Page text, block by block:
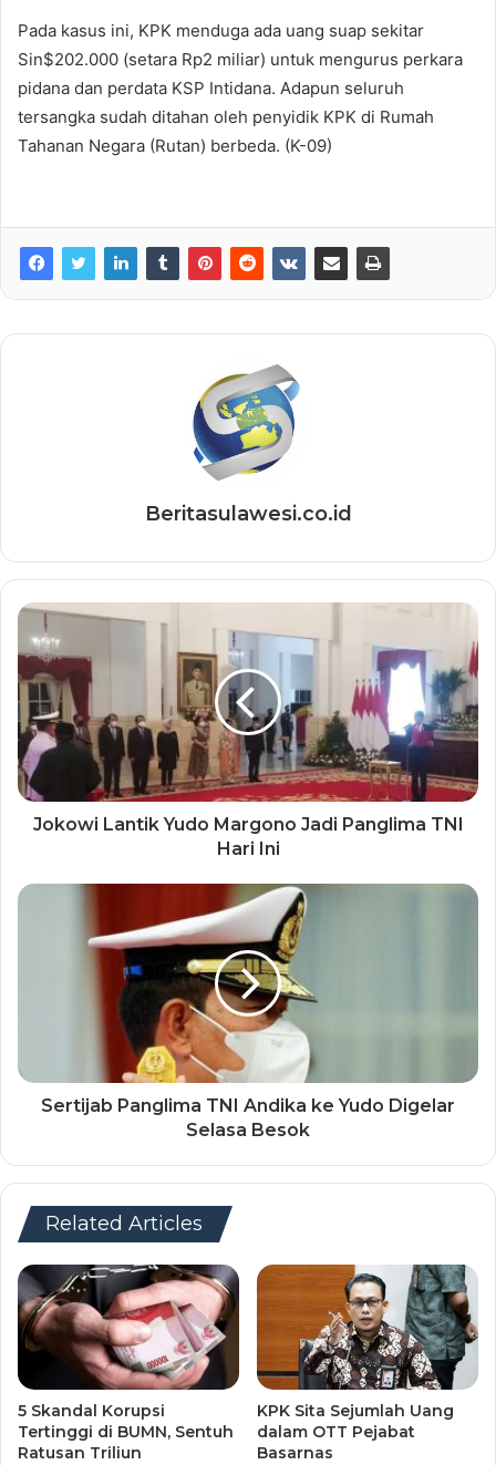
Pada kasus ini, KPK menduga ada uang suap sekitar
Sin$202.000 (setara Rp2 miliar) untuk mengurus perkara
pidana dan perdata KSP Intidana. Adapun seluruh
tersangka sudah ditahan oleh penyidik KPK di Rumah
Tahanan Negara (Rutan) berbeda. (K-09)
Beritasulawesi.co.id
Jokowi Lantik Yudo Margono Jadi Panglima TNI
Hari Ini
Sertijab Panglima TNI Andika ke Yudo Digelar
Selasa Besok
Related Articles
5 Skandal Korupsi
Tertinggi di BUMN, Sentuh
Ratusan Triliun
KPK Sita Sejumlah Uang
dalam OTT Pejabat
Basarnas